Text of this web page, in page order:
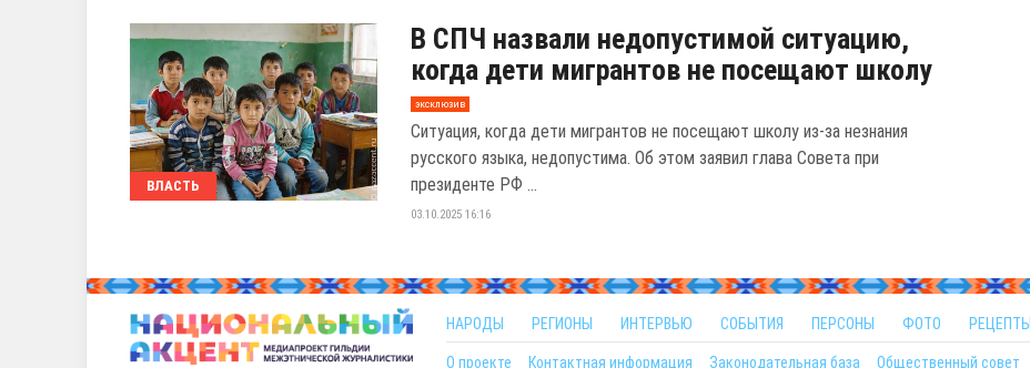
ВЛАСТЬ
В СПЧ назвали недопустимой ситуацию,
когда дети мигрантов не посещают школу
эксклюзив
Ситуация, когда дети мигрантов не посещают школу из-за незнания
русского языка, недопустима. Об этом заявил глава Совета при
президенте РФ ...
03.10.2025 16:16
НАРОДЫ РЕГИОНЫ ИНТЕРВЬЮ СОБЫТИЯ ПЕРСОНЫ ФОТО РЕЦЕПТЫ
О проекте Контактная информация Законодательная база Общественный совет